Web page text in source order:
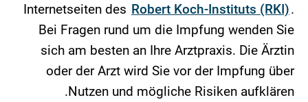
Internetseiten des Robert Koch-Instituts (RKI).
Bei Fragen rund um die Impfung wenden Sie
sich am besten an Ihre Arztpraxis. Die Ärztin
oder der Arzt wird Sie vor der Impfung über
Nutzen und mögliche Risiken aufklären.